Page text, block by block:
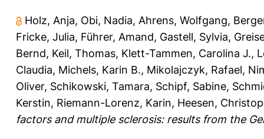
Holz, Anja, Obi, Nadia, Ahrens, Wolfgang,
Fricke, Julia, Führer, Amand, Gastell, Sylvia,
Bernd, Keil, Thomas, Klett-Tammen, Carolina J.,
Claudia, Michels, Karin B., Mikolajczyk, Rafael,
Oliver, Schikowski, Tamara, Schipf, Sabine,
Kerstin, Riemann-Lorenz, Karin, Heesen,
factors and multiple sclerosis: results from the